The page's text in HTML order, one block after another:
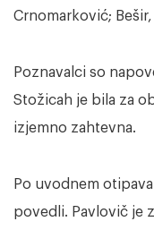
Crnomarković; Bešir,
Poznavalci so
Stožicah je bila za
izjemno zahtevna.
Po uvodnem
povedli. Pavlovič je